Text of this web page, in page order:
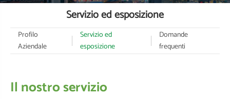
Servizio ed esposizione
Profilo
Aziendale
Servizio ed
esposizione
Domande
frequenti
Il nostro servizio